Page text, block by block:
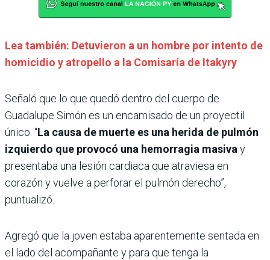
Lea también: Detuvieron a un hombre por intento de
homicidio y atropello a la Comisaría de Itakyry
Señaló que lo que quedó dentro del cuerpo de
Guadalupe Simón es un encamisado de un proyectil
único. “La causa de muerte es una herida de pulmón
izquierdo que provocó una hemorragia masiva y
presentaba una lesión cardiaca que atraviesa en
corazón y vuelve a perforar el pulmón derecho”,
puntualizó.
Agregó que la joven estaba aparentemente sentada en
el lado del acompañante y para que tenga la